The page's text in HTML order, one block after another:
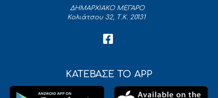
ΔΗΜΑΡΧΙΑΚΟ ΜΕΓΑΡΟ
Κολιάτσου 32, Τ.Κ. 20131
ΚΑΤΕΒΑΣΕ ΤΟ APP